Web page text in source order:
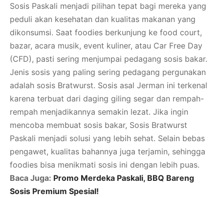
Sosis Paskali menjadi pilihan tepat bagi mereka yang
peduli akan kesehatan dan kualitas makanan yang
dikonsumsi. Saat foodies berkunjung ke food court,
bazar, acara musik, event kuliner, atau Car Free Day
(CFD), pasti sering menjumpai pedagang sosis bakar.
Jenis sosis yang paling sering pedagang pergunakan
adalah sosis Bratwurst. Sosis asal Jerman ini terkenal
karena terbuat dari daging giling segar dan rempah-
rempah menjadikannya semakin lezat. Jika ingin
mencoba membuat sosis bakar, Sosis Bratwurst
Paskali menjadi solusi yang lebih sehat. Selain bebas
pengawet, kualitas bahannya juga terjamin, sehingga
foodies bisa menikmati sosis ini dengan lebih puas.
Baca Juga: Promo Merdeka Paskali, BBQ Bareng
Sosis Premium Spesial!